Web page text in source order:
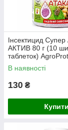
Інсектицид
АКТИВ 80 г (10
таблеток)
колорадського
трипсів та
В наявності
130 ₴
Купити